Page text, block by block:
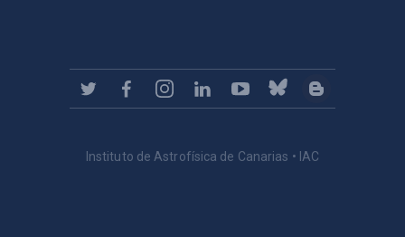
Instituto de Astrofísica de Canarias • IAC